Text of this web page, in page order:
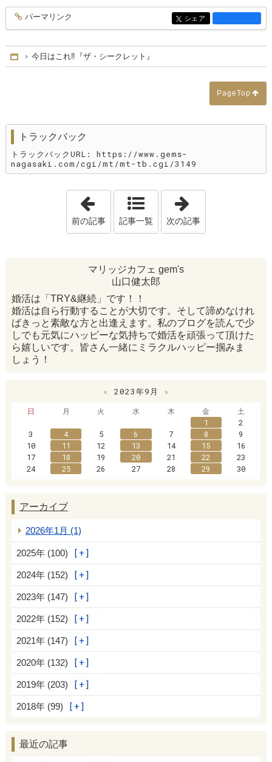
entry3164
パーマリンク entry3164
シェア
Home
今日はこれ‼️『ザ・シークレット』
PageTop
トラックバック
トラックバックURL: https://www.gems-
nagasaki.com/cgi/mt/mt-tb.cgi/3149
「ご成婚ラッシュ〜！Dさんおめでとう
前の記事 記事一覧 次の記事
マリッジカフェ gem's
山口健太郎
婚活は「TRY&継続」です！！
婚活は自ら行動することが大切です。そして諦めなけれ
ばきっと素敵な方と出逢えます。私のブログを読んで少
しでも元気にハッピーな気持ちで婚活を頑張って頂けた
ら嬉しいです。皆さん一緒にミラクルハッピー掴みま
しょう！
« 2023年9月
»
日
月 火 水 木 金
土
1
2
3
4 5 6 7 8
9
10
11 12 13 14 15
16
17
18 19 20 21 22
23
24
25 26 27 28 29 30
アーカイブ
2026年1月 (1)
2025年 (100)
2024年 (152)
2023年 (147)
2022年 (152)
2021年 (147)
2020年 (132)
2019年 (203)
2018年 (99)
最近の記事